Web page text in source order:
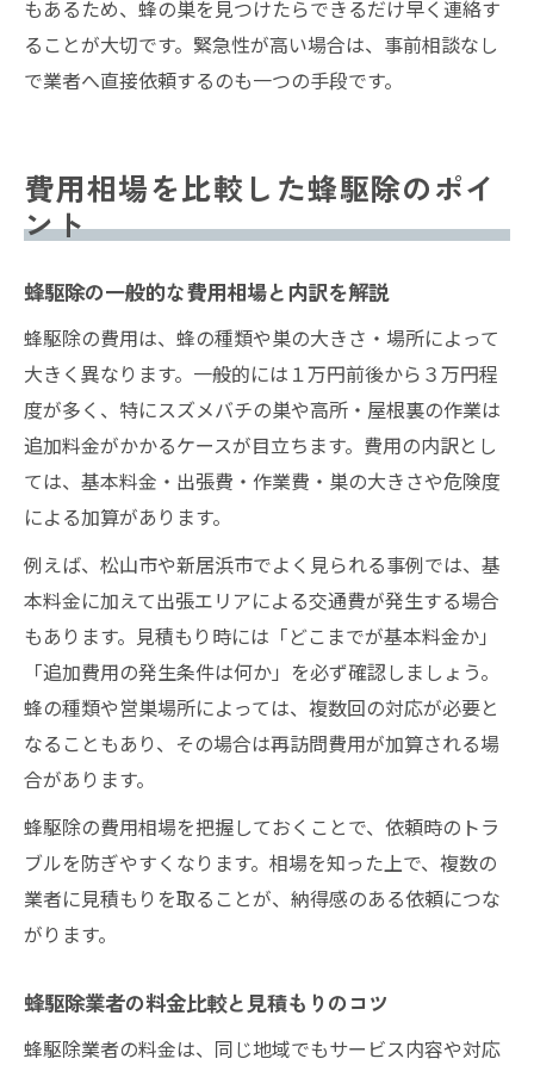
もあるため、蜂の巣を見つけたらできるだけ早く連絡す
ることが大切です。緊急性が高い場合は、事前相談なし
で業者へ直接依頼するのも一つの手段です。
費用相場を比較した蜂駆除のポイ
ント
蜂駆除の一般的な費用相場と内訳を解説
蜂駆除の費用は、蜂の種類や巣の大きさ・場所によって
大きく異なります。一般的には１万円前後から３万円程
度が多く、特にスズメバチの巣や高所・屋根裏の作業は
追加料金がかかるケースが目立ちます。費用の内訳とし
ては、基本料金・出張費・作業費・巣の大きさや危険度
による加算があります。
例えば、松山市や新居浜市でよく見られる事例では、基
本料金に加えて出張エリアによる交通費が発生する場合
もあります。見積もり時には「どこまでが基本料金か」
「追加費用の発生条件は何か」を必ず確認しましょう。
蜂の種類や営巣場所によっては、複数回の対応が必要と
なることもあり、その場合は再訪問費用が加算される場
合があります。
蜂駆除の費用相場を把握しておくことで、依頼時のトラ
ブルを防ぎやすくなります。相場を知った上で、複数の
業者に見積もりを取ることが、納得感のある依頼につな
がります。
蜂駆除業者の料金比較と見積もりのコツ
蜂駆除業者の料金は、同じ地域でもサービス内容や対応